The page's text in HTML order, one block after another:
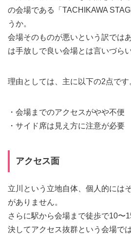
の会場である「TACHIKAWA
うか。
会場そのものが悪いという訳では
は手放しで良い会場とは言いづら
理由としては、主に以下の2点です
・会場までのアクセスがやや不便
・サイド席は見え方に注意が必要
アクセス面
立川という立地自体、個人的には
がありません。
さらに駅から会場まで徒歩で10〜
決してアクセス抜群という会場で